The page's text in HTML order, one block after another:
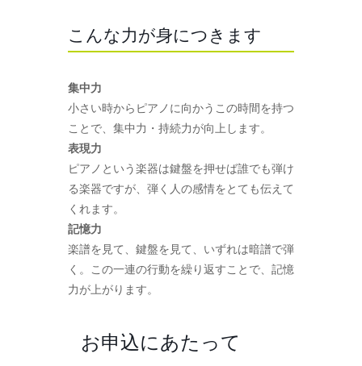
こんな力が身につきます
集中力
小さい時からピアノに向かうこの時間を持つ
ことで、集中力・持続力が向上します。
表現力
ピアノという楽器は鍵盤を押せば誰でも弾け
る楽器ですが、弾く人の感情をとても伝えて
くれます。
記憶力
楽譜を見て、鍵盤を見て、いずれは暗譜で弾
く。この一連の行動を繰り返すことで、記憶
力が上がります。
お申込にあたって